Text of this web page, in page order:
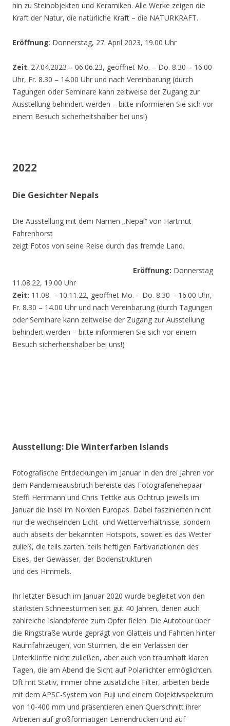
hin zu Steinobjekten und Keramiken. Alle Werke zeigen die
Kraft der Natur, die natürliche Kraft – die NATURKRAFT.
Eröffnung: Donnerstag, 27. April 2023, 19.00 Uhr
Zeit: 27.04.2023 – 06.06.23, geöffnet Mo. – Do. 8.30 – 16.00
Uhr, Fr. 8.30 – 14.00 Uhr und nach Vereinbarung (durch
Tagungen oder Seminare kann zeitweise der Zugang zur
Ausstellung behindert werden – bitte informieren Sie sich vor
einem Besuch sicherheitshalber bei uns!)
2022
Die Gesichter Nepals
Die Ausstellung mit dem Namen „Nepal“ von Hartmut
Fahrenhorst
zeigt Fotos von seine Reise durch das fremde Land.
Eröffnung: Donnerstag
11.08.22, 19.00 Uhr
Zeit: 11.08. – 10.11.22, geöffnet Mo. – Do. 8.30 – 16.00 Uhr,
Fr. 8.30 – 14.00 Uhr und nach Vereinbarung (durch Tagungen
oder Seminare kann zeitweise der Zugang zur Ausstellung
behindert werden – bitte informieren Sie sich vor einem
Besuch sicherheitshalber bei uns!)
Ausstellung: Die Winterfarben Islands
Fotografische Entdeckungen im Januar In den drei Jahren vor
dem Pandemieausbruch bereiste das Fotografenehepaar
Steffi Herrmann und Chris Tettke aus Ochtrup jeweils im
Januar die Insel im Norden Europas. Dabei faszinierten nicht
nur die wechselnden Licht- und Wetterverhältnisse, sondern
auch abseits der bekannten Hotspots, soweit es das Wetter
zuließ, die teils zarten, teils heftigen Farbvariationen des
Eises, der Gewässer, der Bodenstrukturen
und des Himmels.
Ihr letzter Besuch im Januar 2020 wurde begleitet von den
stärksten Schneestürmen seit gut 40 Jahren, denen auch
zahlreiche Islandpferde zum Opfer fielen. Die Autotour über
die Ringstraße wurde geprägt von Glatteis und Fahrten hinter
Räumfahrzeugen, von Stürmen, die ein Verlassen der
Unterkünfte nicht zuließen, aber auch von traumhaft klaren
Tagen, die am Abend die Sicht auf Polarlichter ermöglichten.
Oft mit Stativ, immer ohne zusätzliche Filter, arbeiten beide
mit dem APSC-System von Fuji und einem Objektivspektrum
von 10-400 mm und präsentieren einen Querschnitt ihrer
Arbeiten auf großformatigen Leinendrucken und auf